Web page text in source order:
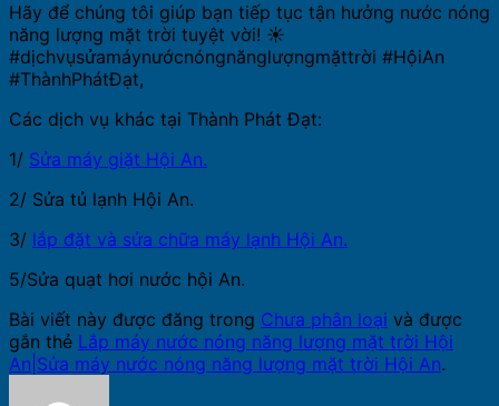
Hãy để chúng tôi giúp bạn tiếp tục tận hưởng nước nóng
năng lượng mặt trời tuyệt vời! ☀️
#dịchvụsửamáynướcnóngnănglượngmặttrời #HộiAn
#ThànhPhátĐạt,
Các dịch vụ khác tại Thành Phát Đạt:
1/ Sửa máy giặt Hội An.
2/ Sửa tủ lạnh Hội An.
3/ lắp đặt và sửa chữa máy lạnh Hội An.
5/Sửa quạt hơi nước hội An.
Bài viết này được đăng trong Chưa phân loại và được
gắn thẻ Lắp máy nước nóng năng lượng mặt trời Hội
An|Sửa máy nước nóng năng lượng mặt trời Hội An.